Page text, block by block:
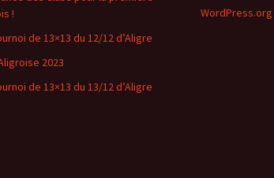
!
de 13×13 du 12/12 d’Aligre
2023
de 13×13 du 13/12 d’Aligre
WordPress.org